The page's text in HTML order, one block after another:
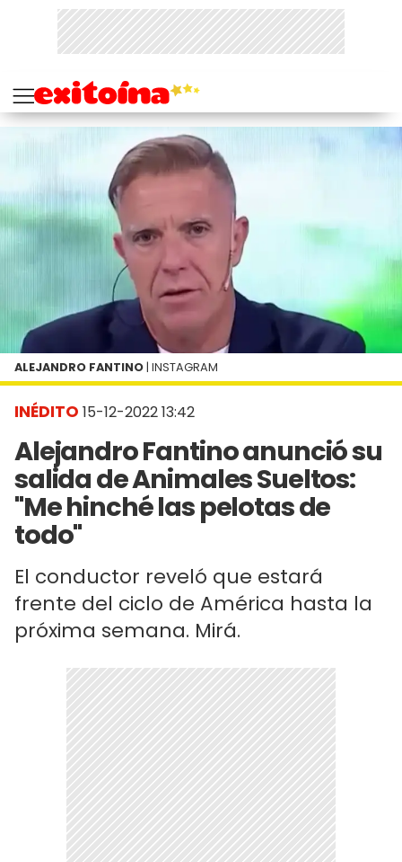
INÉDITO 15-12-2022 13:42
Alejandro Fantino anunció su
salida de Animales Sueltos:
"Me hinché las pelotas de
todo"
El conductor reveló que estará
frente del ciclo de América hasta la
próxima semana. Mirá.
ALEJANDRO FANTINO | INSTAGRAM